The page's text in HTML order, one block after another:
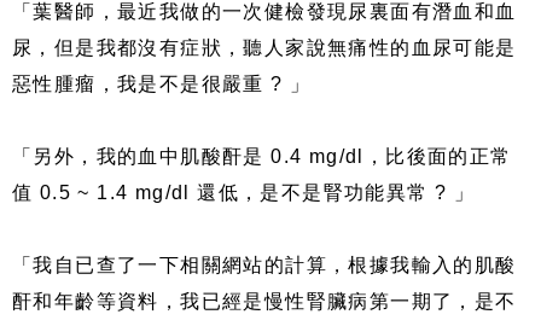
「葉醫師，最近我做的一次健檢發現尿裏面有潛血和血
尿，但是我都沒有症狀，聽人家說無痛性的血尿可能是
惡性腫瘤，我是不是很嚴重 ? 」
「另外，我的血中肌酸酐是 0.4 mg/dl，比後面的正常
值 0.5 ~ 1.4 mg/dl 還低，是不是腎功能異常 ? 」
「我自已查了一下相關網站的計算，根據我輸入的肌酸
酐和年齡等資料，我已經是慢性腎臟病第一期了，是不